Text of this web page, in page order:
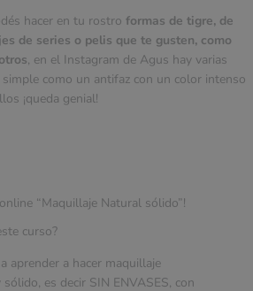
hacer en tu rostro formas de tigre, de
de series o pelis que te gusten, como
, en el Instagram de Agus hay varias
como un antifaz con un color intenso
¡queda genial!
“Maquillaje Natural sólido”!
curso?
aprender a hacer maquillaje
es decir SIN ENVASES, con